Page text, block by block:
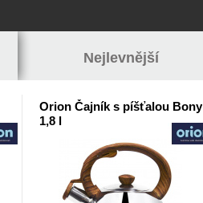
Nejlevnější
Orion Čajník s píšťalou Bony
1,8 l